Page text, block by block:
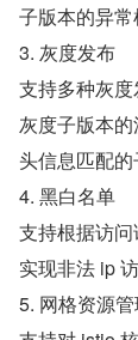
子版本的异常
3. 灰度发布
支持多种灰
灰度子版本
头信息匹配的
4. 黑白名单
支持根据访
实现非法 ip
5. 网格资源